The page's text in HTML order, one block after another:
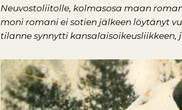
Neuvostoliitolle, kolmasosa maan
moni romani ei sotien jälkeen löytänyt
tilanne synnytti